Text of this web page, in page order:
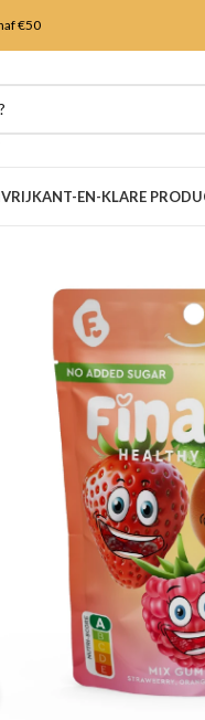
€50
KANT-EN-KLARE
Klik om te vergroten